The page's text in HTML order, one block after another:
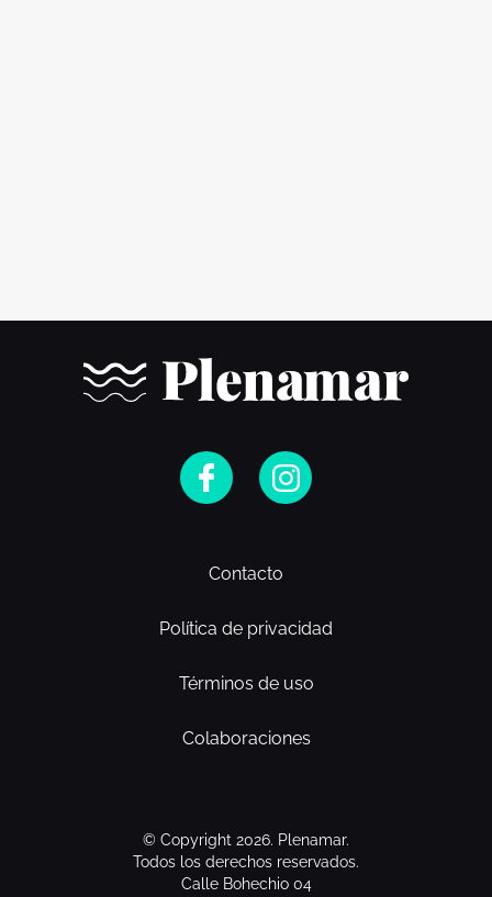
Contacto
Política de privacidad
Términos de uso
Colaboraciones
© Copyright 2026. Plenamar.
Todos los derechos reservados.
Calle Bohechio 04